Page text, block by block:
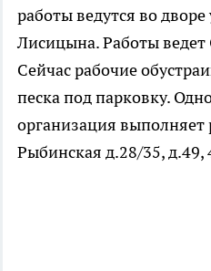
работы ведутся во
Лисицына. Работы
Сейчас рабочие
песка под парковку.
организация выполняет
Рыбинская д.28/35, д.49,